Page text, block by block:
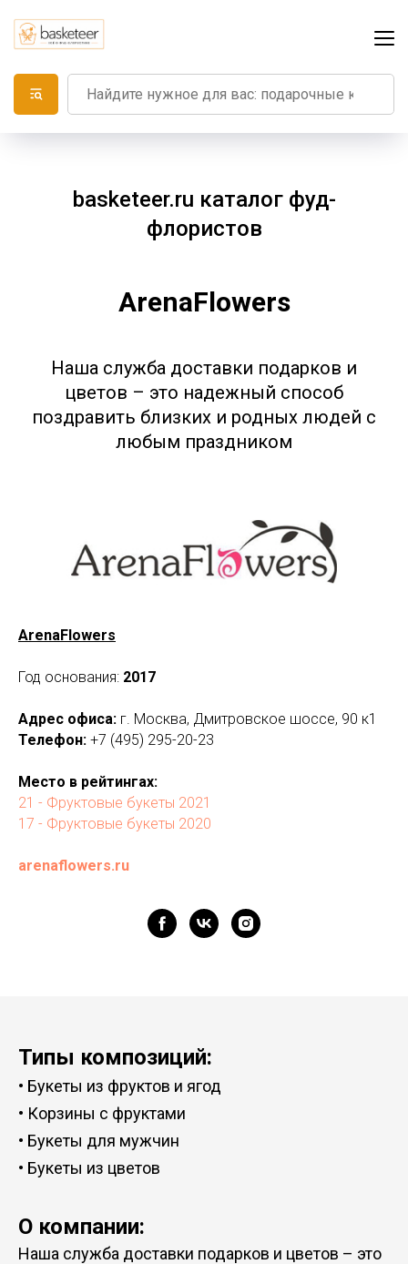
basketeer.ru каталог фуд-
флористов
ArenaFlowers
Наша служба доставки подарков и
цветов – это надежный способ
поздравить близких и родных людей с
любым праздником
ArenaFlowers
Год основания: 2017
Адрес офиса: г. Москва, Дмитровское шоссе, 90 к1
Телефон: +7 (495) 295-20-23
Место в рейтингах:
21 - Фруктовые букеты 2021
17 - Фруктовые букеты 2020
arenaflowers.ru
Типы композиций:
• Букеты из фруктов и ягод
• Корзины с фруктами
• Букеты для мужчин
• Букеты из цветов
О компании:
Наша служба доставки подарков и цветов – это